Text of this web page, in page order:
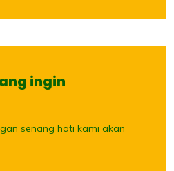
ingin
senang hati kami akan